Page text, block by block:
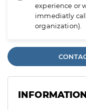
experience or
immediatly
organization).